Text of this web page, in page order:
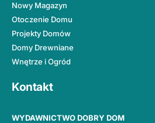
Nowy Magazyn
Otoczenie Domu
Projekty Domów
Domy Drewniane
Wnętrze i Ogród
Kontakt
WYDAWNICTWO DOBRY DOM